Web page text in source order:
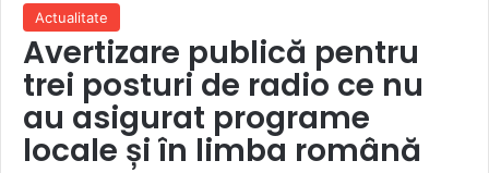
Actualitate
Avertizare publică pentru
trei posturi de radio ce nu
au asigurat programe
locale și în limba română